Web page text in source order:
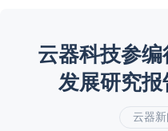
云器科技参
发展研究
云器新